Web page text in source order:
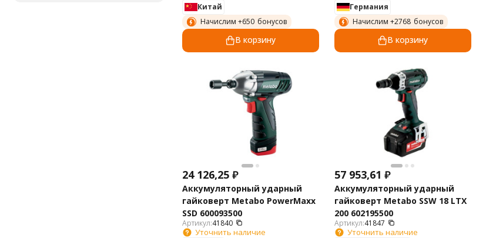
Китай
Начислим +650 бонусов
В корзину
Германия
Начислим +2768 бонусов
В корзину
24 126,25 ₽
Аккумуляторный ударный
гайковерт Metabo PowerMaxx
SSD 600093500
Артикул:41840
Уточнить наличие
57 953,61 ₽
Аккумуляторный ударный
гайковерт Metabo SSW 18 LTX
200 602195500
Артикул:41847
Уточнить наличие